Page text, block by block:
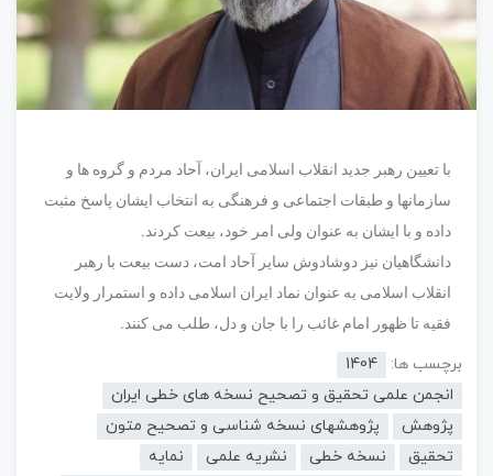
با تعیین رهبر جدید انقلاب اسلامی ایران، آحاد مردم و گروه ها و
سازمانها و طبقات اجتماعی و فرهنگی به انتخاب ایشان پاسخ مثبت
داده و با ایشان به عنوان ولی امر خود، بیعت کردند.
دانشگاهیان نیز دوشادوش سایر آحاد امت، دست بیعت با رهبر
انقلاب اسلامی به عنوان نماد ایران اسلامی داده و استمرار ولایت
فقیه تا ظهور امام غائب را با جان و دل، طلب می کنند.
برچسب ها:
1404
انجمن علمی تحقیق و تصحیح نسخه های خطی ایران
پژوهش
پژوهشهای نسخه شناسی و تصحیح متون
تحقیق
نسخه خطی نشریه علمی
نمایه